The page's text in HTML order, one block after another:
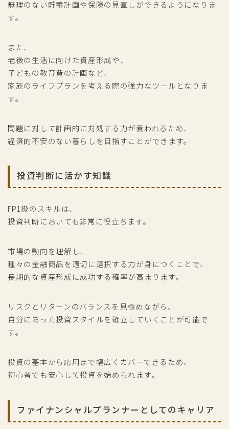
無理のない貯蓄計画や保険の見直しができるようになりま
す。
また、
老後の生活に向けた資産形成や、
子どもの教育費の計画など、
家族のライフプランを考える際の強力なツールとなりま
す。
問題に対して計画的に対処する力が養われるため、
経済的不安のない暮らしを目指すことができます。
投資判断に活かす知識
FP1級のスキルは、
投資判断においても非常に役立ちます。
市場の動向を理解し、
種々の金融商品を適切に選択する力が身につくことで、
長期的な資産形成に成功する確率が高まります。
リスクとリターンのバランスを見極めながら、
自分にあった投資スタイルを確立していくことが可能で
す。
投資の基本から応用まで幅広くカバーできるため、
初心者でも安心して投資を始められます。
ファイナンシャルプランナーとしてのキャリア